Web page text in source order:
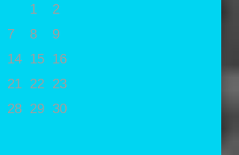
1
2
7 8
9
14 15
16
21 22
23
28 29 30